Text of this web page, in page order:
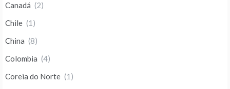
Canadá (2)
Chile (1)
China (8)
Colombia (4)
Coreia do Norte (1)